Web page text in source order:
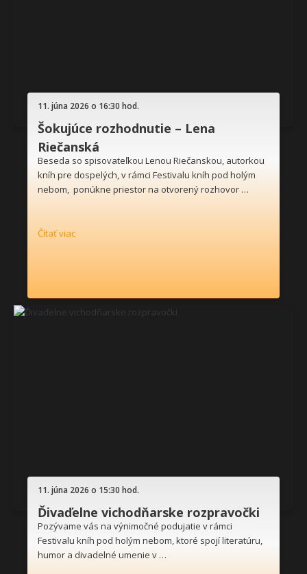
11. júna 2026 o 16:30 hod.
Šokujúce rozhodnutie – Lena
Riečanská
Beseda so spisovateľkou Lenou Riečanskou, autorkou
kníh pre dospelých, v rámci Festivalu kníh pod holým
nebom, ponúkne priestor na otvorený rozhovor …
Čítať viac
11. júna 2026 o 15:30 hod.
Ďivaďelne vichodňarske rozpravočki
Pozývame vás na výnimočné podujatie v rámci
Festivalu kníh pod holým nebom, ktoré spojí literatúru,
humor a divadelné umenie v …